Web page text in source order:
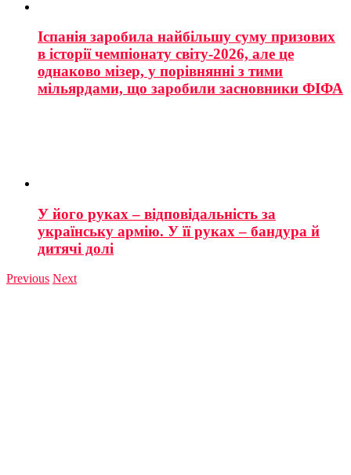
Іспанія заробила найбільшу суму призових
в історії чемпіонату світу-2026, але це
однаково мізер, у порівнянні з тими
мільярдами, що заробили засновники ФІФА
У його руках – відповідальність за
українську армію. У її руках – бандура й
дитячі долі
Previous Next